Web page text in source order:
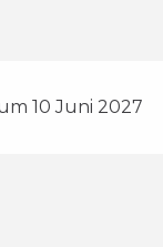
10 Juni 2027